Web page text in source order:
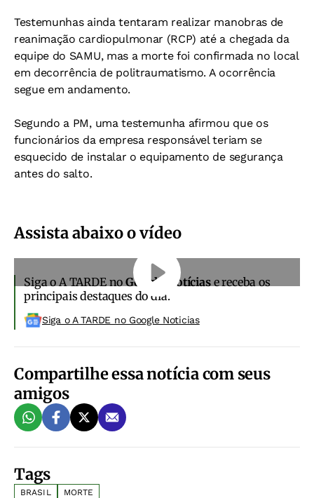
Testemunhas ainda tentaram realizar manobras de
reanimação cardiopulmonar (RCP) até a chegada da
equipe do SAMU, mas a morte foi confirmada no local
em decorrência de politraumatismo. A ocorrência
segue em andamento.
Segundo a PM, uma testemunha afirmou que os
funcionários da empresa responsável teriam se
esquecido de instalar o equipamento de segurança
antes do salto.
Assista abaixo o vídeo
Siga o A TARDE noGoogle Notíciase receba os
principais destaques do dia.
Siga o A TARDE no Google Noticias
Compartilhe essa notícia com seus
amigos
Tags
BRASIL MORTE